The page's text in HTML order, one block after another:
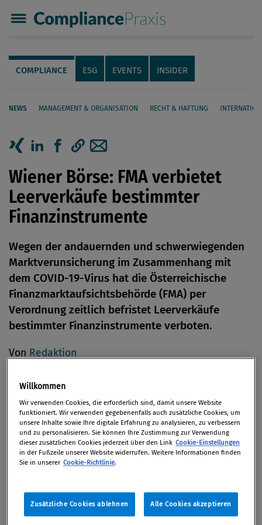
Compliance Praxis
Servicenavigation
Navigation
COMPLIANCE ESG EVENTS INSIDER
NEWS MANAGEMENT & ORGANISATION RECHT & HAFTUNG
Seiteninhalt
Artikel auf Xing teilen
Artikel auf linkedIn teilen
Artikel auf Facebook teilen
Artikellink kopieren
Artikel per Mail teilen
Wiener Börse: FMA verbietet
Leerverkäufe bestimmter
Finanzinstrumente
Wegen der andauernden und schwerwiegenden
Marktverunsicherung im Zusammenhang mit
dem COVID-19-Virus hat die Österreichische
Finanzmarktaufsichtsbehörde (FMA) per
Verordnung zeitlich befristet Leerverkäufe
bestimmter Finanzinstrumente verboten.
Von Redaktion
Betroffen sind davon alle Aktien, die zum Amtlichen
Handel der Wiener Börse zugelassen sind und die
unter die Zuständigkeit der FMA als
sowie bestimmte Geschäfte in Finanzinstrumenten,
die sich auf Indices beziehen oder auf einen Korb
Willkommen
Wir verwenden Cookies, die erforderlich sind, damit unsere Website
funktioniert. Wir verwenden gegebenenfalls auch zusätzliche Cookies, um
unsere Inhalte sowie Ihre digitale Erfahrung zu analysieren, zu verbessern
und zu personalisieren. Sie können Ihre Zustimmung zur Verwendung
dieser zusätzlichen Cookies jederzeit über den Link Cookie-Einstellungen
in der Fußzeile unserer Website widerrufen. Weitere Informationen finden
Sie in unserer Cookie-Richtlinie.
Zusätzliche Cookies ablehnen Alle Cookies akzeptieren